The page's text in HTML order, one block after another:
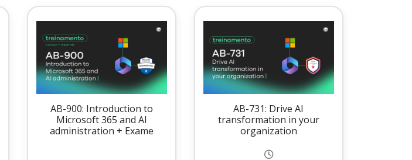
AB-900: Introduction to
Microsoft 365 and AI
administration + Exame
AB-731: Drive AI
transformation in your
organization